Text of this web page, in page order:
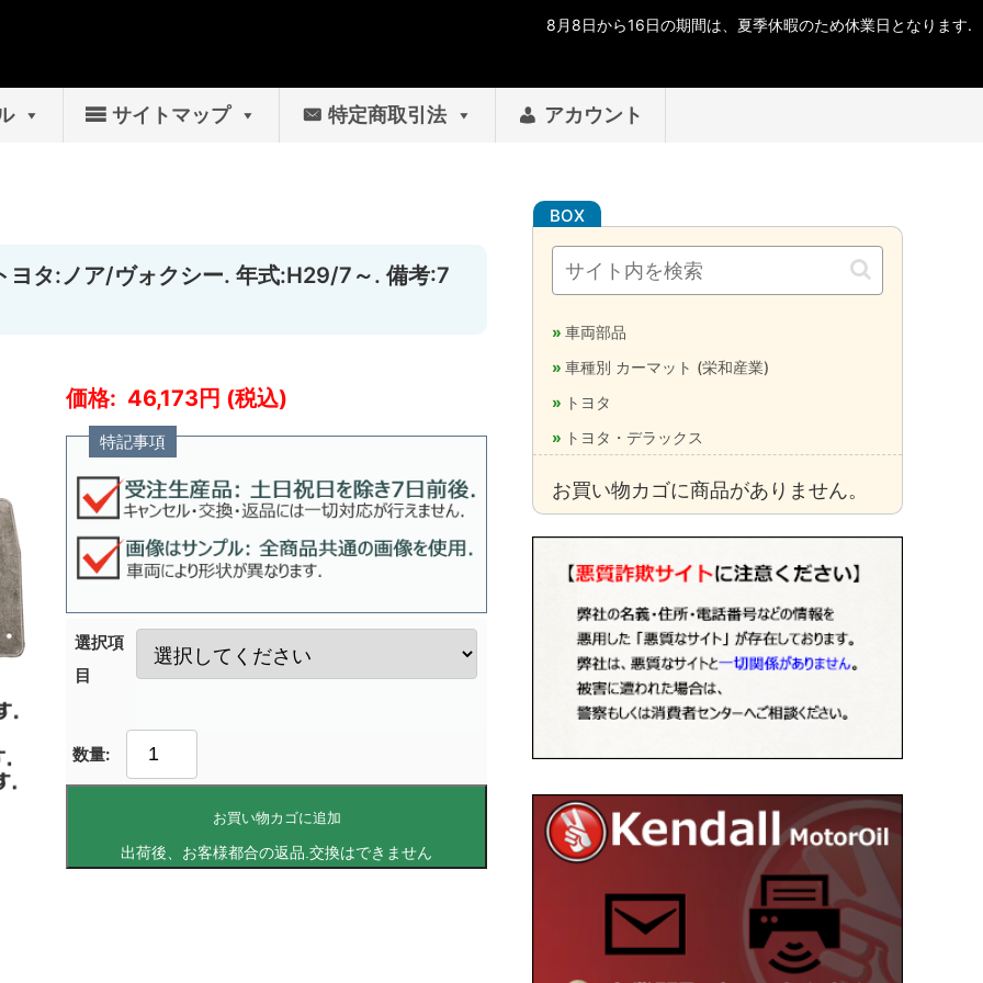
サイトマップ 特定商取引法 アカウント
ヨタ:ノア/ヴォクシー. 年式:H29/7～. 備考:7
46,173
特記事項
選択項
目
お買い物カゴに追加
車両部品
車種別 カーマット (栄和産業)
トヨタ
トヨタ・デラックス
お買い物カゴに商品がありません。